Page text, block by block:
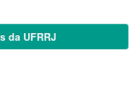
da UFRRJ